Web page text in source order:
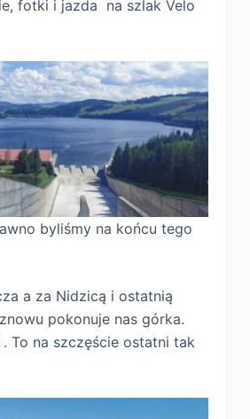
fotki i jazda na szlak Velo
na końcu tego
a za Nidzicą i ostatnią
pokonuje nas górka.
To na szczęście ostatni tak